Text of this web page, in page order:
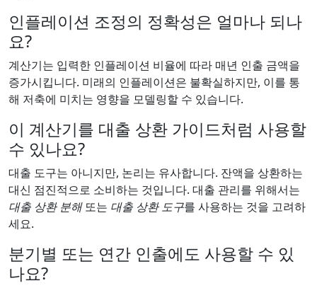
인플레이션 조정의 정확성은 얼마나 되나
요?
계산기는 입력한 인플레이션 비율에 따라 매년 인출 금액을
증가시킵니다. 미래의 인플레이션은 불확실하지만, 이를 통
해 저축에 미치는 영향을 모델링할 수 있습니다.
이 계산기를 대출 상환 가이드처럼 사용할
수 있나요?
대출 도구는 아니지만, 논리는 유사합니다. 잔액을 상환하는
대신 점진적으로 소비하는 것입니다. 대출 관리를 위해서는
대출 상환 분해또는 대출 상환 도구를 사용하는 것을 고려하
세요.
분기별 또는 연간 인출에도 사용할 수 있
나요?